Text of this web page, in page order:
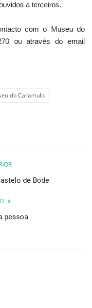
a terceiros.
com o Museu do
ou através do email
do Caramulo
de Bode
pessoa